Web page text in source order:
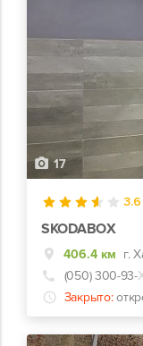
17
3.6
SKODABOX
406.4 км
(050) 300-93-
Закрыто: